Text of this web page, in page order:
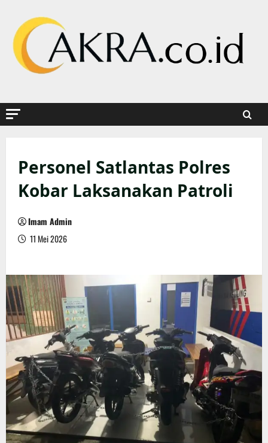
content
Personel Satlantas Polres
Kobar Laksanakan Patroli
Imam Admin
11 Mei 2026